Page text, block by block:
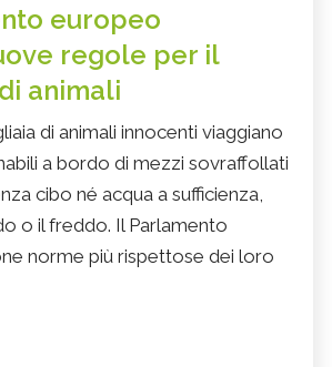
europeo
regole per il
animali
di animali innocenti viaggiano
a bordo di mezzi sovraffollati
cibo né acqua a sufficienza,
o il freddo. Il Parlamento
norme più rispettose dei loro